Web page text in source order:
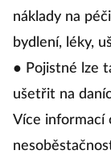
náklady na
bydlení, léky,
● Pojistné lze
ušetřit na
Více informací